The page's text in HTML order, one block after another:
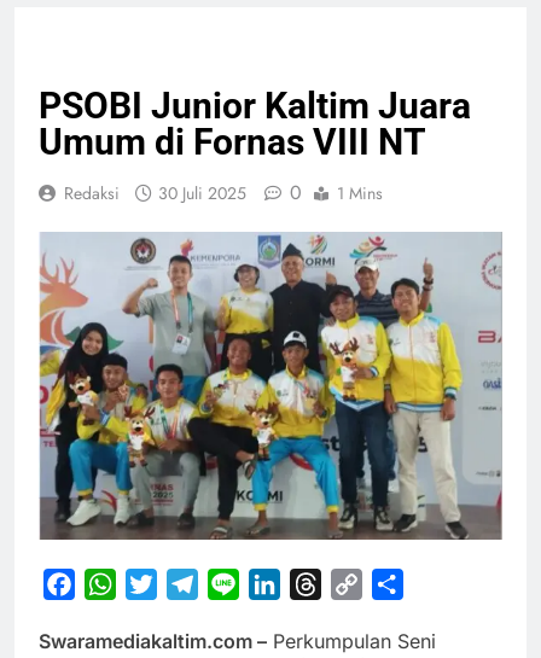
PSOBI Junior Kaltim Juara
Umum di Fornas VIII NT
Redaksi 30 Juli 2025 0 1 Mins
FacebookWhatsApp
TwitterTelegram
Line LinkedInThreads
Copy
Swaramediakaltim.com – Perkumpulan Seni